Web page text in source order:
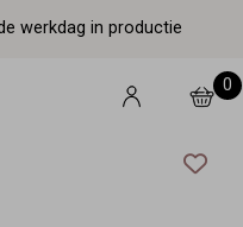
werkdag in productie
0